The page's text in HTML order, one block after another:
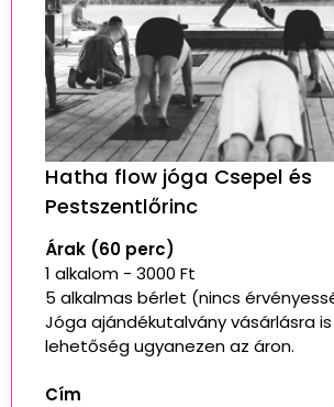
Hatha flow jóga Csepel és
Pestszentlőrinc
Árak (60 perc)
1 alkalom - 3000 Ft
5 alkalmas bérlet (nincs
Jóga ajándékutalvány vásárlásra
lehetőség ugyanezen az áron.
Cím